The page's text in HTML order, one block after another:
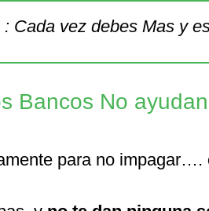
: Cada vez debes Mas y
Bancos No ayudan
para no